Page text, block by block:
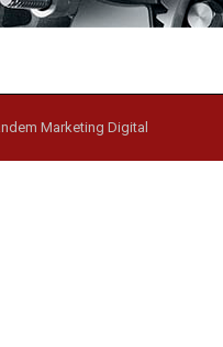
Marketing Digital